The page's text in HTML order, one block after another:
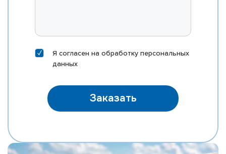
EDG KB MOXI 31167-ET
MR NOBLE NEPOLEAN
MR M-DUKE NEWTON-ET
MR RUBICON NICHE-ET
Я согласен на обработку персональных
данных
Заказать